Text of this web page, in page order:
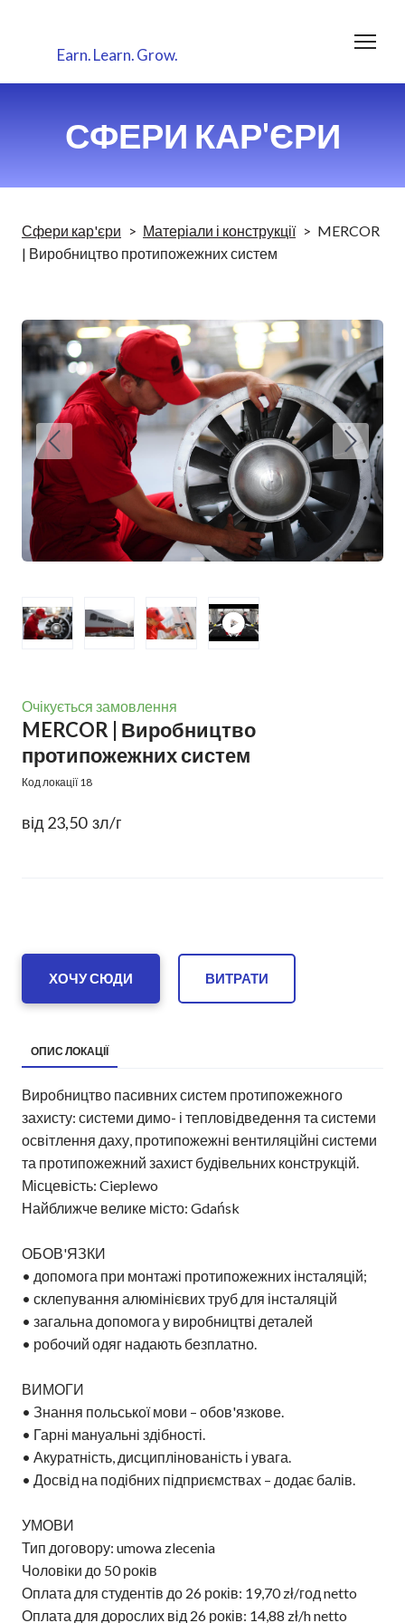
Earn.Learn.Grow.
СФЕРИ КАР'ЄРИ
Сфери кар'єри Матеріали і конструкції
MERCOR
| Виробництво протипожежних систем
Очікується замовлення
MERCOR | Виробництво
протипожежних систем
Код локації 18
від 23,50  зл/г
ХОЧУ СЮДИ ВИТРАТИ
ОПИС ЛОКАЦІЇ
Виробництво пасивних систем протипожежного
захисту: системи димо- і тепловідведення та системи
освітлення даху, протипожежні вентиляційні системи
та протипожежний захист будівельних конструкцій.
Місцевість: Cieplewo
Найближче велике місто: Gdańsk
ОБОВ'ЯЗКИ
• допомога при монтажі протипожежних інсталяцій;
• склепування алюмінієвих труб для інсталяцій
• загальна допомога у виробництві деталей
• робочий одяг надають безплатно.
ВИМОГИ
• Знання польської мови – обов'язкове.
• Гарні мануальні здібності.
• Акуратність, дисциплінованість і увага.
• Досвід на подібних підприємствах – додає балів.
УМОВИ
Тип договору: umowa zlecenia
Чоловіки до 50 років
Оплата для студентів до 26 років: 19,70 zł/год netto
Оплата для дорослих від 26 років: 14,88 zł/h netto